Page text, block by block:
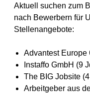
Aktuell suchen zum
nach Bewerbern für
Stellenangebote:
Advantest Europe
Instaffo GmbH (9
The BIG Jobsite
Arbeitgeber aus